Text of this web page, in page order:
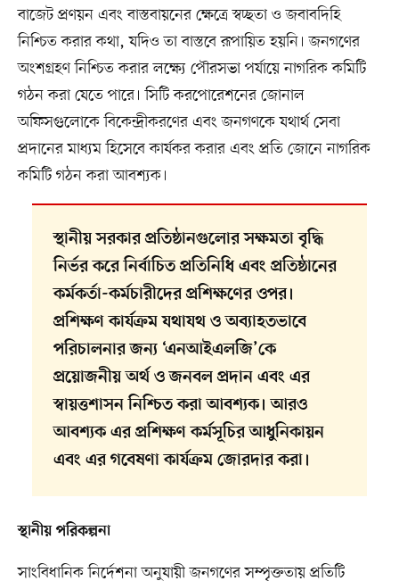
বাজেট প্রণয়ন এবং বাস্তবায়নের ক্ষেত্রে স্বচ্ছতা ও জবাবদিহি
নিশ্চিত করার কথা, যদিও তা বাস্তবে রূপায়িত হয়নি। জনগণের
অংশগ্রহণ নিশ্চিত করার লক্ষ্যে পৌরসভা পর্যায়ে নাগরিক কমিটি
গঠন করা যেতে পারে। সিটি করপোরেশনের জোনাল
অফিসগুলোকে বিকেন্দ্রীকরণের এবং জনগণকে যথার্থ সেবা
প্রদানের মাধ্যম হিসেবে কার্যকর করার এবং প্রতি জোনে নাগরিক
কমিটি গঠন করা আবশ্যক।
স্থানীয় সরকার প্রতিষ্ঠানগুলোর সক্ষমতা বৃদ্ধি
নির্ভর করে নির্বাচিত প্রতিনিধি এবং প্রতিষ্ঠানের
কর্মকর্তা-কর্মচারীদের প্রশিক্ষণের ওপর।
প্রশিক্ষণ কার্যক্রম যথাযথ ও অব্যাহতভাবে
পরিচালনার জন্য ‘এনআইএলজি’কে
প্রয়োজনীয় অর্থ ও জনবল প্রদান এবং এর
স্বায়ত্তশাসন নিশ্চিত করা আবশ্যক। আরও
আবশ্যক এর প্রশিক্ষণ কর্মসূচির আধুনিকায়ন
এবং এর গবেষণা কার্যক্রম জোরদার করা।
স্থানীয় পরিকল্পনা
সাংবিধানিক নির্দেশনা অনুযায়ী জনগণের সম্পৃক্ততায় প্রতিটি